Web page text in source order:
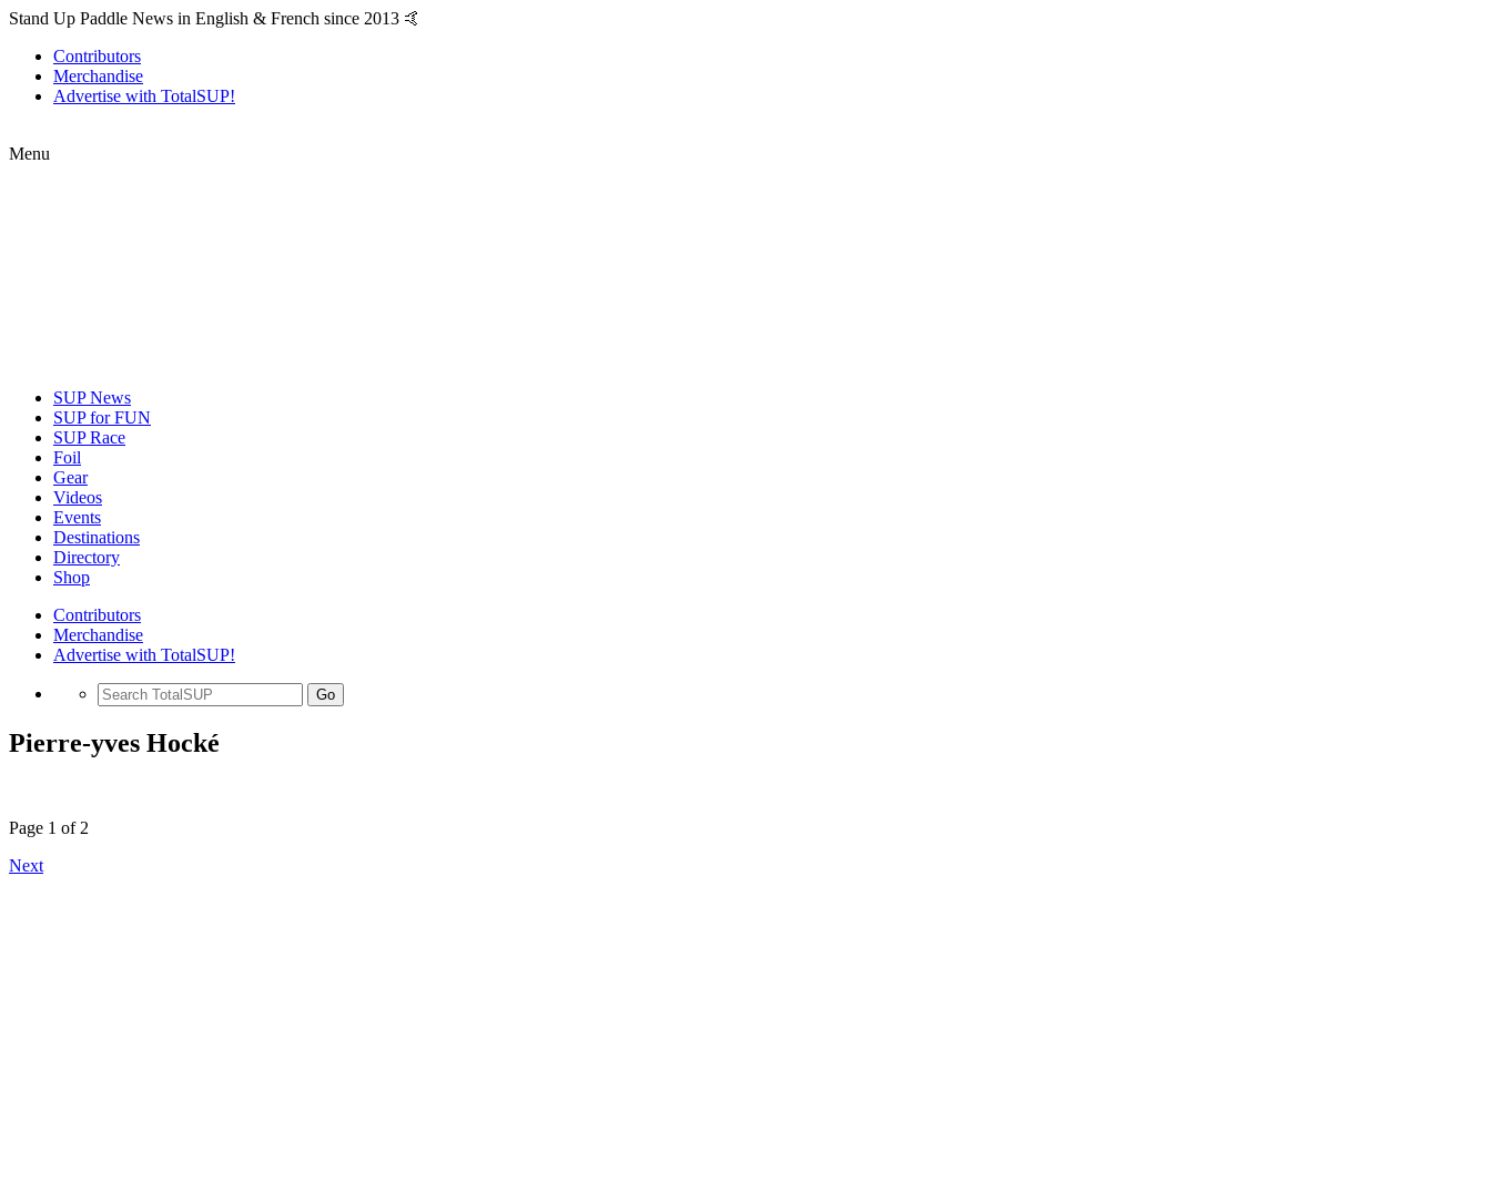
Stand Up Paddle News in English & French since 2013 🤙
Contributors
Merchandise
Advertise with TotalSUP!
Menu
SUP News
SUP for FUN
SUP Race
Foil
Gear
Videos
Events
Destinations
Directory
Shop
Contributors
Merchandise
Advertise with TotalSUP!
Go
Pierre-yves Hocké
Page 1 of 2
Next